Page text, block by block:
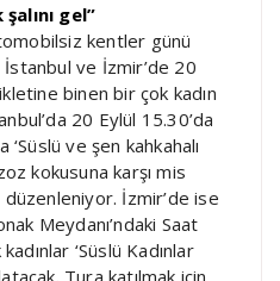
gel”
kentler günü
İstanbul ve İzmir’de 20
binen bir çok kadın
20 Eylül 15.30’da
ve şen kahkahalı
kokusuna karşı mis
düzenleniyor. İzmir’de ise
Meydanı’ndaki Saat
‘Süslü Kadınlar
Tura katılmak için